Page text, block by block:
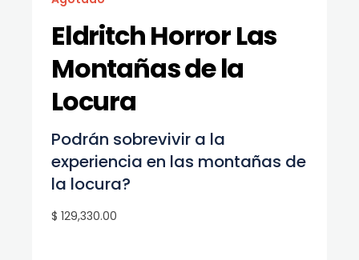
Eldritch Horror Las
Montañas de la
Locura
$ 129,330.00
Podrán sobrevivir a la
experiencia en las montañas de
la locura?